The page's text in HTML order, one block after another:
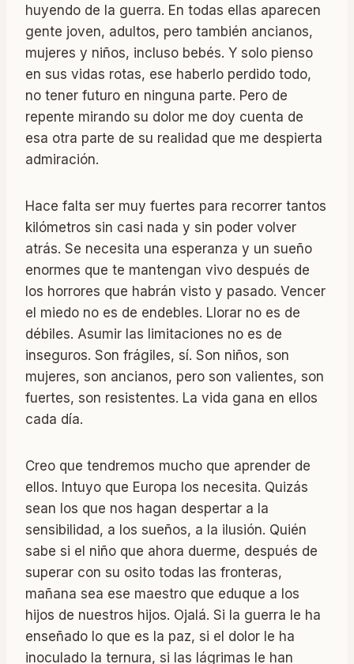
huyendo de la guerra. En todas ellas aparecen
gente joven, adultos, pero también ancianos,
mujeres y niños, incluso bebés. Y solo pienso
en sus vidas rotas, ese haberlo perdido todo,
no tener futuro en ninguna parte. Pero de
repente mirando su dolor me doy cuenta de
esa otra parte de su realidad que me despierta
admiración.
Hace falta ser muy fuertes para recorrer tantos
kilómetros sin casi nada y sin poder volver
atrás. Se necesita una esperanza y un sueño
enormes que te mantengan vivo después de
los horrores que habrán visto y pasado. Vencer
el miedo no es de endebles. Llorar no es de
débiles. Asumir las limitaciones no es de
inseguros. Son frágiles, sí. Son niños, son
mujeres, son ancianos, pero son valientes, son
fuertes, son resistentes. La vida gana en ellos
cada día.
Creo que tendremos mucho que aprender de
ellos. Intuyo que Europa los necesita. Quizás
sean los que nos hagan despertar a la
sensibilidad, a los sueños, a la ilusión. Quién
sabe si el niño que ahora duerme, después de
superar con su osito todas las fronteras,
mañana sea ese maestro que eduque a los
hijos de nuestros hijos. Ojalá. Si la guerra le ha
enseñado lo que es la paz, si el dolor le ha
inoculado la ternura, si las lágrimas le han